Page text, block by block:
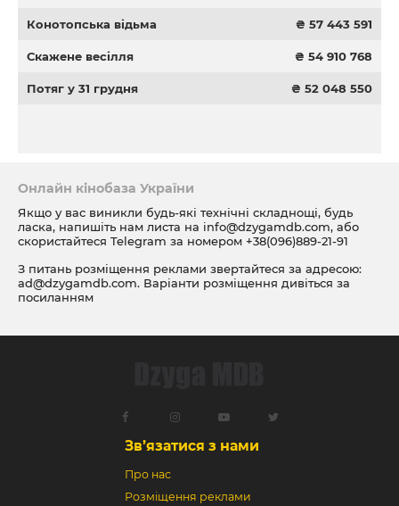
Конотопська відьма ₴ 57 443 591
Скажене весілля ₴ 54 910 768
Потяг у 31 грудня ₴ 52 048 550
Онлайн кінобаза України
Якщо у вас виникли будь-які технічні складнощі, будь
ласка, напишіть нам листа на info@dzygamdb.com, або
скористайтеся Telegram за номером +38(096)889-21-91
З питань розміщення реклами звертайтеся за адресою:
ad@dzygamdb.com. Варіанти розміщення дивіться за
посиланням
Зв’язатися з нами
Про нас
Розміщення реклами